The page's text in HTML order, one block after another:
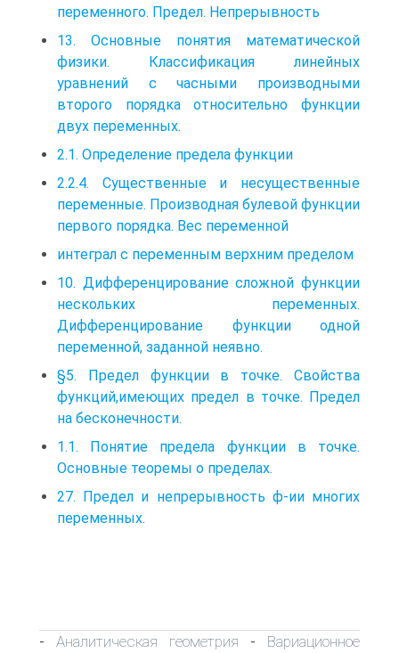
переменного. Предел. Непрерывность
13. Основные понятия математической
физики. Классификация линейных
уравнений с часными производными
второго порядка относительно функции
двух переменных.
2.1. Определение предела функции
2.2.4. Существенные и несущественные
переменные. Производная булевой функции
первого порядка. Вес переменной
интеграл с переменным верхним пределом
10. Дифференцирование сложной функции
нескольких переменных.
Дифференцирование функции одной
переменной, заданной неявно.
§5. Предел функции в точке. Свойства
функций,имеющих предел в точке. Предел
на бесконечности.
1.1. Понятие предела функции в точке.
Основные теоремы о пределах.
27. Предел и непрерывность ф-ии многих
переменных.
- Аналитическая геометрия - Вариационное